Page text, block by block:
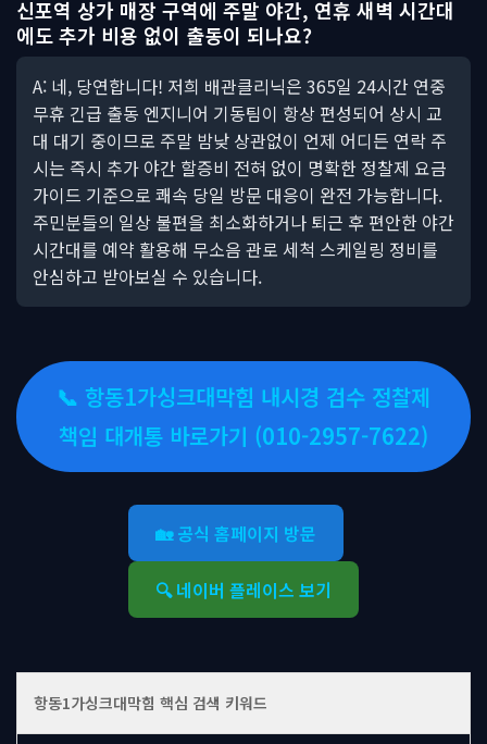
신포역 상가 매장 구역에 주말 야간, 연휴 새벽 시간대
에도 추가 비용 없이 출동이 되나요?
A: 네, 당연합니다! 저희 배관클리닉은 365일 24시간 연중
무휴 긴급 출동 엔지니어 기동팀이 항상 편성되어 상시 교
대 대기 중이므로 주말 밤낮 상관없이 언제 어디든 연락 주
시는 즉시 추가 야간 할증비 전혀 없이 명확한 정찰제 요금
가이드 기준으로 쾌속 당일 방문 대응이 완전 가능합니다.
주민분들의 일상 불편을 최소화하거나 퇴근 후 편안한 야간
시간대를 예약 활용해 무소음 관로 세척 스케일링 정비를
안심하고 받아보실 수 있습니다.
📞 항동1가싱크대막힘 내시경 검수 정찰제
책임 대개통 바로가기 (010-2957-7622)
🏡 공식 홈페이지 방문
🔍 네이버 플레이스 보기
항동1가싱크대막힘 핵심 검색 키워드